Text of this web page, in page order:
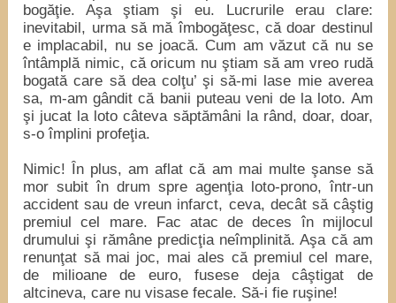
bogăţie. Aşa ştiam şi eu. Lucrurile erau clare:
inevitabil, urma să mă îmbogăţesc, că doar destinul
e implacabil, nu se joacă. Cum am văzut că nu se
întâmplă nimic, că oricum nu ştiam să am vreo rudă
bogată care să dea colţu’ şi să-mi lase mie averea
sa, m-am gândit că banii puteau veni de la loto. Am
şi jucat la loto câteva săptămâni la rând, doar, doar,
s-o împlini profeţia.
Nimic! În plus, am aflat că am mai multe şanse să
mor subit în drum spre agenţia loto-prono, într-un
accident sau de vreun infarct, ceva, decât să câştig
premiul cel mare. Fac atac de deces în mijlocul
drumului şi rămâne predicţia neîmplinită. Aşa că am
renunţat să mai joc, mai ales că premiul cel mare,
de milioane de euro, fusese deja câştigat de
altcineva, care nu visase fecale. Să-i fie ruşine!